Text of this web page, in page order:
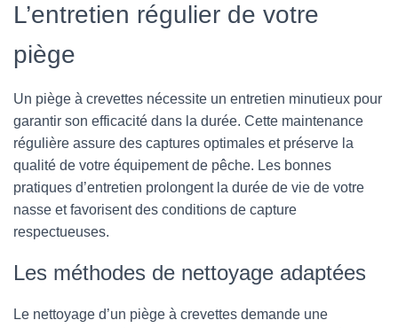
L’entretien régulier de votre
piège
Un piège à crevettes nécessite un entretien minutieux pour
garantir son efficacité dans la durée. Cette maintenance
régulière assure des captures optimales et préserve la
qualité de votre équipement de pêche. Les bonnes
pratiques d’entretien prolongent la durée de vie de votre
nasse et favorisent des conditions de capture
respectueuses.
Les méthodes de nettoyage adaptées
Le nettoyage d’un piège à crevettes demande une